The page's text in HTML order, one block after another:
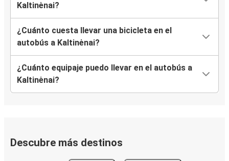
Kaltinėnai?
¿Cuánto cuesta llevar una bicicleta en el
autobús a Kaltinėnai?
¿Cuánto equipaje puedo llevar en el autobús a
Kaltinėnai?
Descubre más destinos